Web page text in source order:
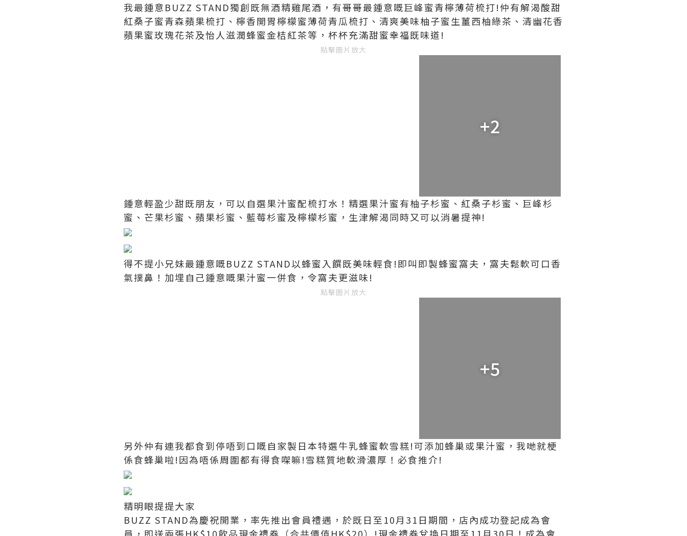
我最鍾意BUZZ STAND獨創既無酒精雞尾酒，有哥哥最鍾意嘅巨峰蜜青檸薄荷梳打!仲有解渴酸甜
紅桑子蜜青森蘋果梳打、檸香開胃檸檬蜜薄荷青瓜梳打、清爽美味柚子蜜生薑西柚綠茶、清幽花香
蘋果蜜玫瑰花茶及怡人滋潤蜂蜜金桔紅茶等，杯杯充滿甜蜜幸福既味道!
點擊圖片放大
+2
鍾意輕盈少甜既朋友，可以自選果汁蜜配梳打水！精選果汁蜜有柚子杉蜜、紅桑子杉蜜、巨峰杉
蜜、芒果杉蜜、蘋果杉蜜、藍莓杉蜜及檸檬杉蜜，生津解渴同時又可以消暑提神!
得不提小兄妹最鍾意嘅BUZZ STAND以蜂蜜入饌既美味輕食!即叫即製蜂蜜窩夫，窩夫鬆軟可口香
氣撲鼻！加埋自己鍾意嘅果汁蜜一併食，令窩夫更滋味!
點擊圖片放大
+5
另外仲有連我都食到停唔到口嘅自家製日本特選牛乳蜂蜜軟雪糕!可添加蜂巢或果汁蜜，我哋就梗
係食蜂巢啦!因為唔係周圍都有得食㗎嘛!雪糕質地軟滑濃厚！必食推介!
精明眼提提大家
BUZZ STAND為慶祝開業，率先推出會員禮遇，於既日至10月31日期間，店內成功登記成為會
員，即送兩張HK$10飲品現金禮券（合共價值HK$20）!現金禮券兌換日期至11月30日！成為會